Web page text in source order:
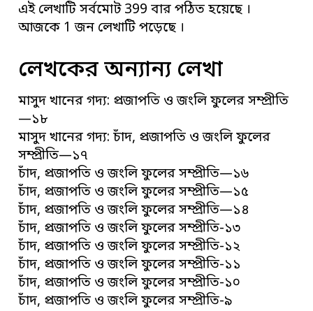
এই লেখাটি সর্বমোট 399 বার পঠিত হয়েছে ।
আজকে 1 জন লেখাটি পড়েছে ।
লেখকের অন্যান্য লেখা
মাসুদ খানের গদ্য: প্রজাপতি ও জংলি ফুলের সম্প্রীতি
—১৮
মাসুদ খানের গদ্য: চাঁদ, প্রজাপতি ও জংলি ফুলের
সম্প্রীতি—১৭
চাঁদ, প্রজাপতি ও জংলি ফুলের সম্প্রীতি—১৬
চাঁদ, প্রজাপতি ও জংলি ফুলের সম্প্রীতি—১৫
চাঁদ, প্রজাপতি ও জংলি ফুলের সম্প্রীতি—১৪
চাঁদ, প্রজাপতি ও জংলি ফুলের সম্প্রীতি-১৩
চাঁদ, প্রজাপতি ও জংলি ফুলের সম্প্রীতি-১২
চাঁদ, প্রজাপতি ও জংলি ফুলের সম্প্রীতি-১১
চাঁদ, প্রজাপতি ও জংলি ফুলের সম্প্রীতি-১০
চাঁদ, প্রজাপতি ও জংলি ফুলের সম্প্রীতি-৯